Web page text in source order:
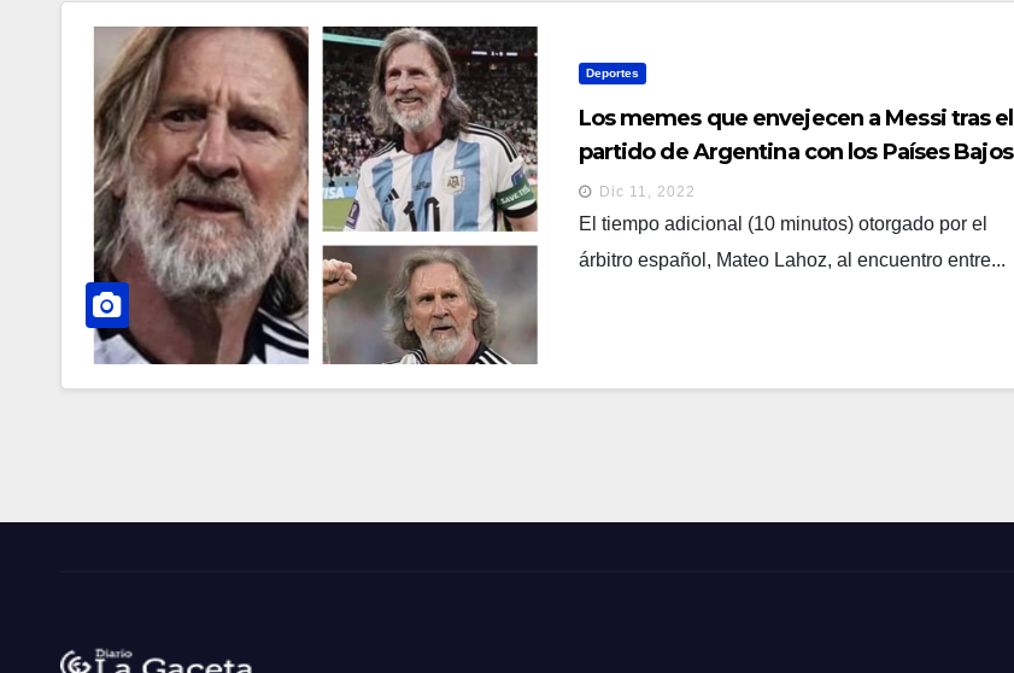
Deportes
Los memes que envejecen a Messi tras el
partido de Argentina con los Países Bajos
Dic 11, 2022
El tiempo adicional (10 minutos) otorgado por el
árbitro español, Mateo Lahoz, al encuentro entre...